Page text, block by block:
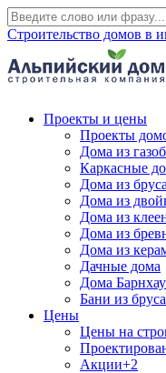
Строительство домов в
Проекты и цены
Проекты
Дома из
Каркасные
Дома из бруса
Дома из
Дома из
Дома из
Дома из
Дачные дома
Дома
Бани из бруса
Цены
Цены на
Акции+2